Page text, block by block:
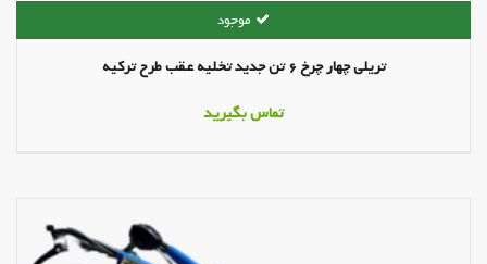
تریلی چهار چرخ 6 تن جدید تخلیه عقب طرح ترکیه
تماس بگیرید